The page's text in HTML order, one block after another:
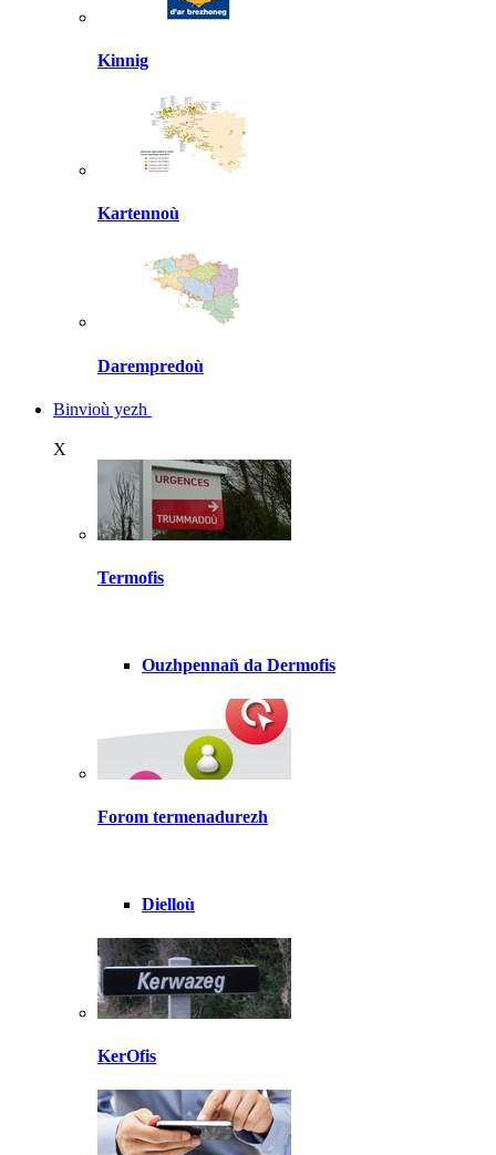
Kinnig
Kartennoù
Darempredoù
Binvioù yezh
X
Termofis
Ouzhpennañ da Dermofis
Forom termenadurezh
Dielloù
KerOfis